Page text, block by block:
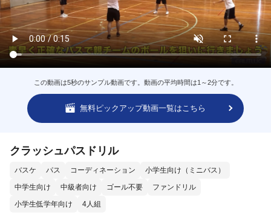
この動画は5秒のサンプル動画です。動画の平均時間は1～2分です。
無料ピックアップ動画一覧はこちら
クラッシュパスドリル
バスケ パス コーディネーション
小学生向け（ミニバス）
中学生向け
中級者向け ゴール不要
ファンドリル
小学生低学年向け
4人組